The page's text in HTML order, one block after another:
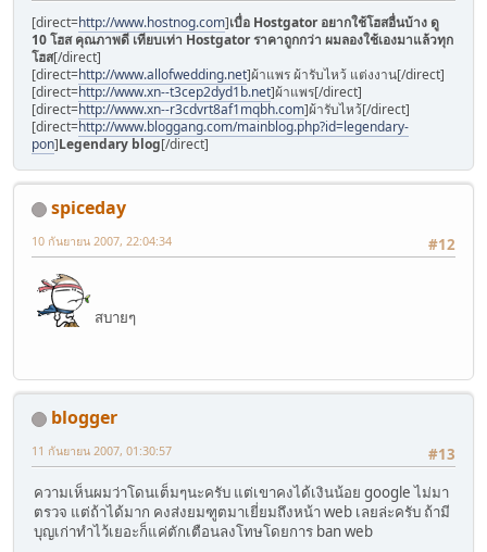
[direct=http://www.hostnog.com]เบื่อ Hostgator อยากใช้โฮสอื่นบ้าง ดู
10 โฮส คุณภาพดี เทียบเท่า Hostgator ราคาถูกกว่า ผมลองใช้เองมาแล้วทุก
โฮส[/direct]
[direct=http://www.allofwedding.net]ผ้าแพร ผ้ารับไหว้ แต่งงาน[/direct]
[direct=http://www.xn--t3cep2dyd1b.net]ผ้าแพร[/direct]
[direct=http://www.xn--r3cdvrt8af1mqbh.com]ผ้ารับไหว้[/direct]
[direct=http://www.bloggang.com/mainblog.php?id=legendary-
pon]Legendary blog[/direct]
spiceday
#12
10 กันยายน 2007, 22:04:34
สบายๆ
blogger
#13
11 กันยายน 2007, 01:30:57
ความเห็นผมว่าโดนเต็มๆนะครับ แต่เขาคงได้เงินน้อย google ไม่มา
ตรวจ แต่ถ้าได้มาก คงส่งยมฑูตมาเยี่ยมถึงหน้า web เลยล่ะครับ ถ้ามี
บุญเก่าทำไว้เยอะก็แค่ตักเตือนลงโทษโดยการ ban web